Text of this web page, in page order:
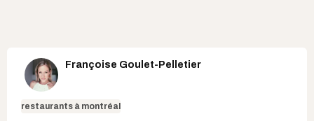
Françoise Goulet-Pelletier
restaurants à montréal